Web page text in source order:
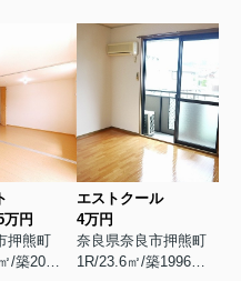
円
押熊町
エストクール
4万円
奈良県奈良市押熊町